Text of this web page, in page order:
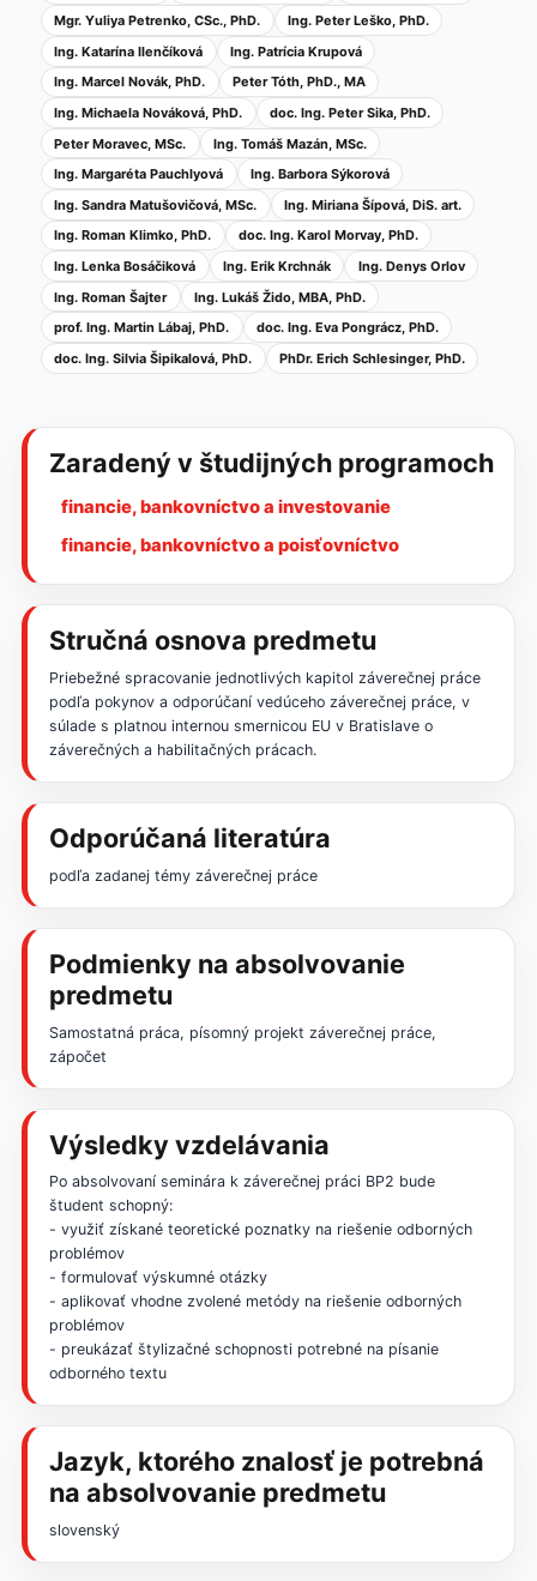
Mgr. Yuliya Petrenko, CSc., PhD.
Ing. Peter Leško, PhD.
Ing. Katarína Ilenčíková
Ing. Patrícia Krupová
Ing. Marcel Novák, PhD.
Peter Tóth, PhD., MA
Ing. Michaela Nováková, PhD.
doc. Ing. Peter Sika, PhD.
Peter Moravec, MSc.
Ing. Tomáš Mazán, MSc.
Ing. Margaréta Pauchlyová
Ing. Barbora Sýkorová
Ing. Sandra Matušovičová, MSc.
Ing. Miriana Šípová, DiS. art.
Ing. Roman Klimko, PhD.
doc. Ing. Karol Morvay, PhD.
Ing. Lenka Bosáčiková
Ing. Erik Krchnák
Ing. Denys Orlov
Ing. Roman Šajter
Ing. Lukáš Žido, MBA, PhD.
prof. Ing. Martin Lábaj, PhD.
doc. Ing. Eva Pongrácz, PhD.
doc. Ing. Silvia Šipikalová, PhD.
PhDr. Erich Schlesinger, PhD.
Zaradený v študijných programoch
financie, bankovníctvo a investovanie
financie, bankovníctvo a poisťovníctvo
Stručná osnova predmetu
Priebežné spracovanie jednotlivých kapitol záverečnej práce
podľa pokynov a odporúčaní vedúceho záverečnej práce, v
súlade s platnou internou smernicou EU v Bratislave o
záverečných a habilitačných prácach.
Odporúčaná literatúra
podľa zadanej témy záverečnej práce
Podmienky na absolvovanie
predmetu
Samostatná práca, písomný projekt záverečnej práce,
zápočet
Výsledky vzdelávania
Po absolvovaní seminára k záverečnej práci BP2 bude
študent schopný:
- využiť získané teoretické poznatky na riešenie odborných
problémov
- formulovať výskumné otázky
- aplikovať vhodne zvolené metódy na riešenie odborných
problémov
- preukázať štylizačné schopnosti potrebné na písanie
odborného textu
Jazyk, ktorého znalosť je potrebná
na absolvovanie predmetu
slovenský